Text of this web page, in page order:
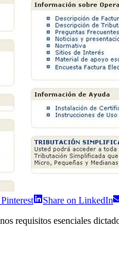
Pinterest Share on LinkedIn
requisitos esenciales